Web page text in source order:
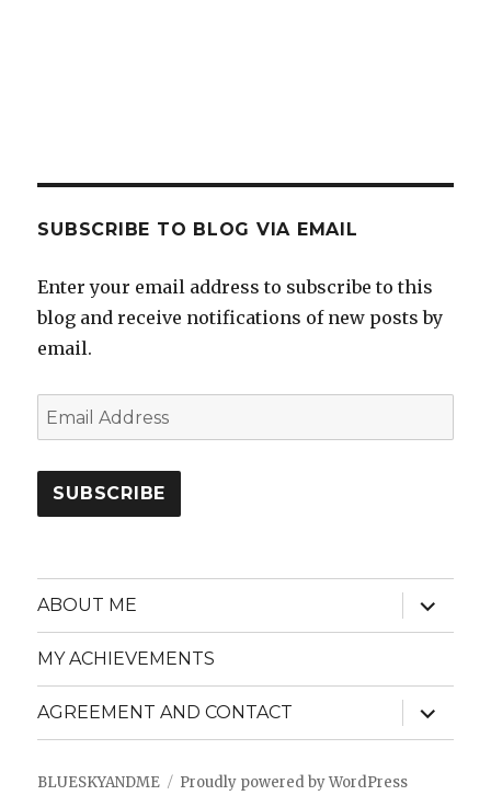
SUBSCRIBE TO BLOG VIA EMAIL
Enter your email address to subscribe to this
blog and receive notifications of new posts by
email.
Email
Address
SUBSCRIBE
ABOUT ME
expand
child
menu
MY ACHIEVEMENTS
AGREEMENT AND CONTACT
expand
child
menu
BLUESKYANDME Proudly powered by WordPress